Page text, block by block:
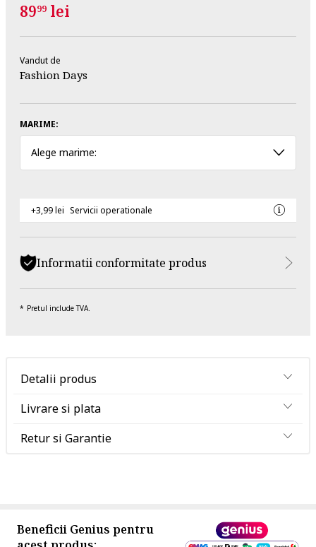
8999 lei
Vandut de
Fashion Days
MARIME:
Alege marime:
+3,99 lei Servicii operationale
Informatii conformitate produs
Pretul include TVA.
Detalii produs
Livrare si plata
Retur si Garantie
Beneficii Genius pentru